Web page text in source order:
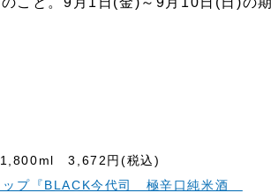
3,672円(税込)
プ『BLACK今代司 極辛口純米酒